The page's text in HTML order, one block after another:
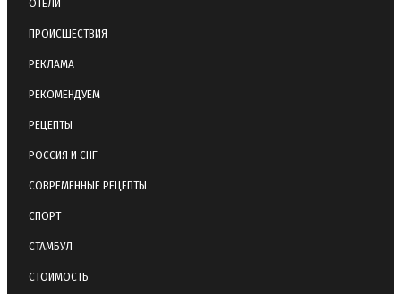
ОТЕЛИ
ПРОИСШЕСТВИЯ
РЕКЛАМА
РЕКОМЕНДУЕМ
РЕЦЕПТЫ
РОССИЯ И СНГ
СОВРЕМЕННЫЕ РЕЦЕПТЫ
СПОРТ
СТАМБУЛ
СТОИМОСТЬ